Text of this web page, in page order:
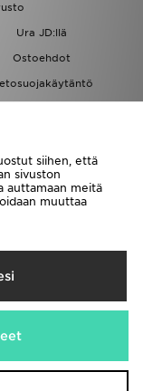
Ura JD:llä
Ostoehdot
JD Blog
siihen, että
sivuston
auttamaan meitä
muuttaa